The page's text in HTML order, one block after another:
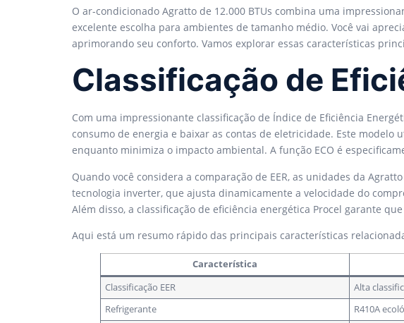
O ar-condicionado Agratto de 12.000 BTUs combina uma
excelente escolha para ambientes de tamanho médio. Você vai
aprimorando seu conforto. Vamos explorar essas características
Classificação de
Com uma impressionante classificação de Índice de Eficiência
consumo de energia e baixar as contas de eletricidade. Este
enquanto minimiza o impacto ambiental. A função ECO é
Quando você considera a comparação de EER, as unidades da
tecnologia inverter, que ajusta dinamicamente a velocidade do
Além disso, a classificação de eficiência energética Procel garante
Aqui está um resumo rápido das principais características
Característica
Classificação EER
Alta
Refrigerante
R410A